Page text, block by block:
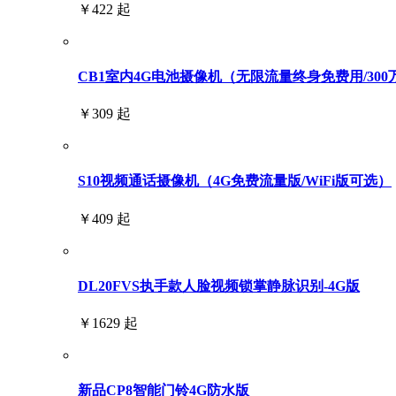
￥422 起
CB1室内4G电池摄像机（无限流量终身免费用/300
￥309 起
S10视频通话摄像机（4G免费流量版/WiFi版可选）
￥409 起
DL20FVS执手款人脸视频锁掌静脉识别-4G版
￥1629 起
新品CP8智能门铃4G防水版